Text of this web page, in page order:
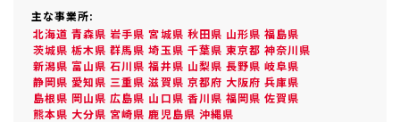
主な事業所:
北海道 青森県 岩手県 宮城県 秋田県 山形県 福島県
茨城県 栃木県 群馬県 埼玉県 千葉県 東京都 神奈川県
新潟県 富山県 石川県 福井県 山梨県 長野県 岐阜県
静岡県 愛知県 三重県 滋賀県 京都府 大阪府 兵庫県
島根県 岡山県 広島県 山口県 香川県 福岡県 佐賀県
熊本県 大分県 宮崎県 鹿児島県 沖縄県